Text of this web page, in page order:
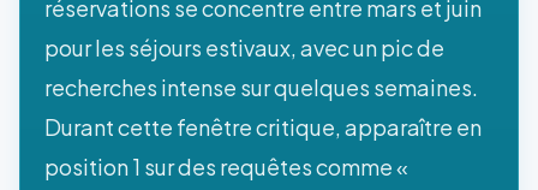
réservations se concentre entre mars et juin
pour les séjours estivaux, avec un pic de
recherches intense sur quelques semaines.
Durant cette fenêtre critique, apparaître en
position 1 sur des requêtes comme «